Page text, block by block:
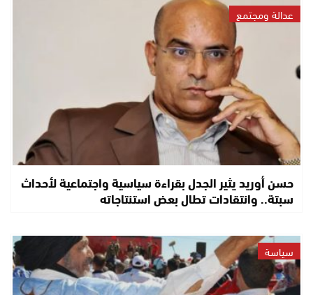
عدالة ومجتمع
حسن أوريد يثير الجدل بقراءة سياسية واجتماعية لأحداث
سبتة.. وانتقادات تطال بعض استنتاجاته
سياسة